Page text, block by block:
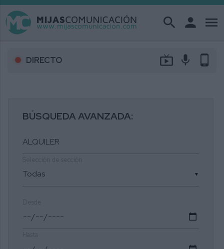
search person menu
DIRECTO live_tv mic phone_android
BÚSQUEDA AVANZADA:
▼